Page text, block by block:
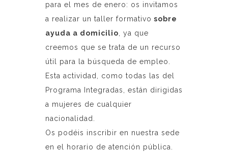
para el mes de enero: os invitamos
a realizar un taller formativo sobre
ayuda a domicilio , ya que
creemos que se trata de un recurso
útil para la búsqueda de empleo.
Esta actividad, como todas las del
Programa Integradas, están dirigidas
a mujeres de cualquier
nacionalidad.
Os podéis inscribir en nuestra sede
en el horario de atención pública.